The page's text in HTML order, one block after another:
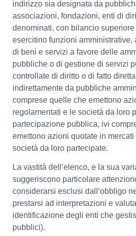
indirizzo sia designata da
associazioni, fondazioni, enti di
denominati, con bilancio
esercitino funzioni amministrative,
di beni e servizi a favore delle
pubbliche o di gestione di servizi
controllate di diritto o di fatto
indirettamente da pubbliche
comprese quelle che emettono
regolamentati e le società da loro
partecipazione pubblica, ivi
emettono azioni quotate in
società da loro partecipate.
La vastità dell’elenco, e la sua
suggeriscono particolare
considerarsi esclusi dall’obbligo
prestarsi ad interpretazioni e
identificazione degli enti che
pubblici).